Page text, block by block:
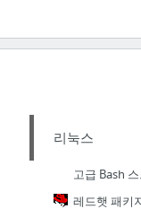
리눅스
레드햇 패키